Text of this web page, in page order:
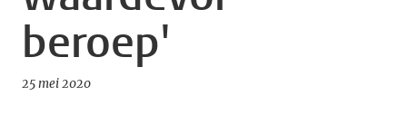
beroep'
25 mei 2020